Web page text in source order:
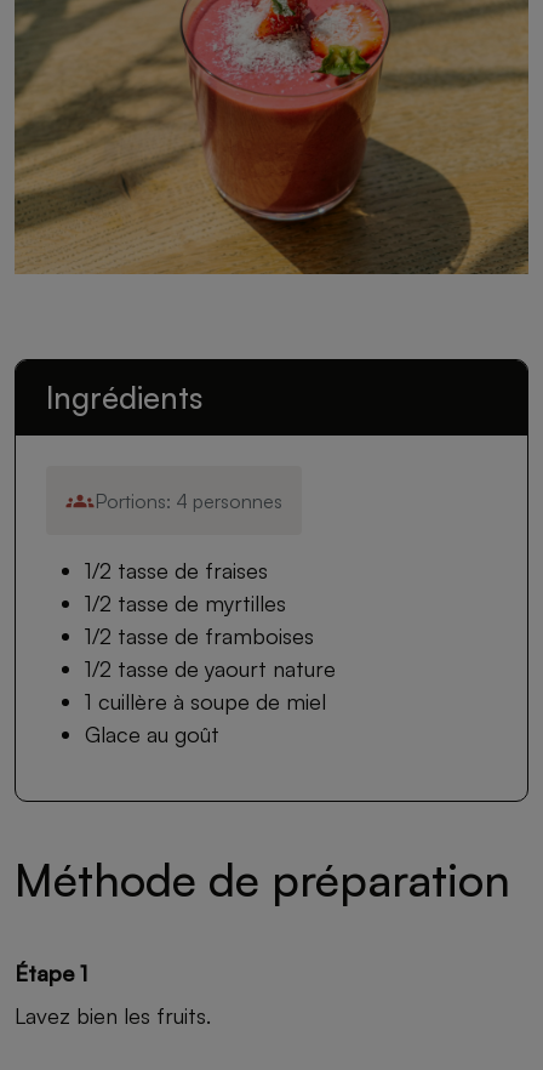
Ingrédients
Portions: 4 personnes
1/2 tasse de fraises
1/2 tasse de myrtilles
1/2 tasse de framboises
1/2 tasse de yaourt nature
1 cuillère à soupe de miel
Glace au goût
Méthode de préparation
Étape 1
Lavez bien les fruits.